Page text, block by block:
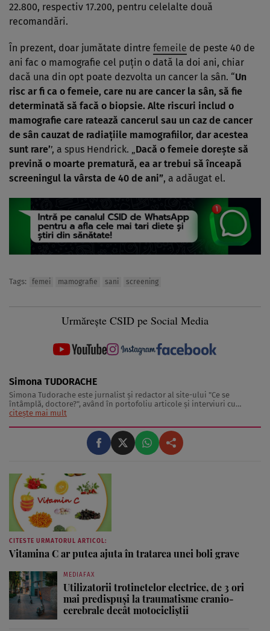
22.800, respectiv 17.200, pentru celelalte două
recomandări.
În prezent, doar jumătate dintre femeile de peste 40 de
ani fac o mamografie cel puţin o dată la doi ani, chiar
dacă una din opt poate dezvolta un cancer la sân. “Un
risc ar fi ca o femeie, care nu are cancer la sân, să fie
determinată să facă o biopsie. Alte riscuri includ o
mamografie care ratează cancerul sau un caz de cancer
de sân cauzat de radiaţiile mamografiilor, dar acestea
sunt rare’’, a spus Hendrick. „ Dacă o femeie doreşte să
prevină o moarte prematură, ea ar trebui să înceapă
screeningul la vârsta de 40 de ani”, a adăugat el.
Tags: femei mamografie sani screening
Urmărește CSID pe Social Media
Simona TUDORACHE
Simona Tudorache este jurnalist şi redactor al site-ului "Ce se
întâmplă, doctore?", având în portofoliu articole şi interviuri cu
medici, nutriţionişti şi specialişti în activitate fizică. De asemenea,
citește mai mult
CITESTE URMATORUL ARTICOL:
Vitamina C ar putea ajuta în tratarea unei boli grave
MEDIAFAX
Utilizatorii trotinetelor electrice, de 3 ori
mai predispuși la traumatisme cranio-
cerebrale decât motocicliștii